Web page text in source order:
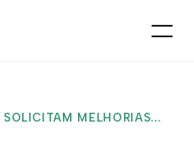
MELHORIAS...